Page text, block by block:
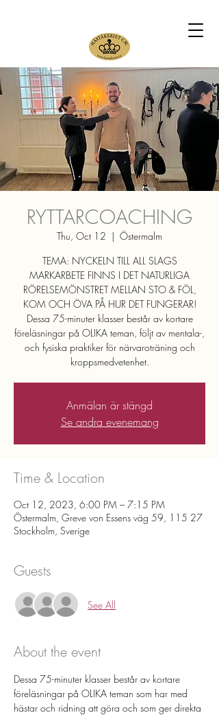
RYTTARCOACHING
Thu, Oct 12
  |
Östermalm
TEMA: NYCKELN TILL ALL SLAGS
MARKARBETE FINNS I DET NATURLIGA
RÖRELSEMÖNSTRET MELLAN STO & FÖL,
KOM OCH ÖVA PÅ HUR DET FUNGERAR!
Dessa 75-minuter klasser består av kortare
föreläsningar på OLIKA teman, följt av mentala-,
och fysiska praktiker för närvaroträning och
kroppsmedvetenhet.
Anmälan är stängd
Se andra evenemang
Time & Location
Oct 12, 2023, 6:00 PM – 7:15 PM
Östermalm, Greve von Essens väg 59, 115 27
Stockholm, Sverige
Guests
See All
About the event
Dessa 75-minuter klasser består av kortare
föreläsningar på OLIKA teman som har med
hästar och ridning att göra och som ger direkta